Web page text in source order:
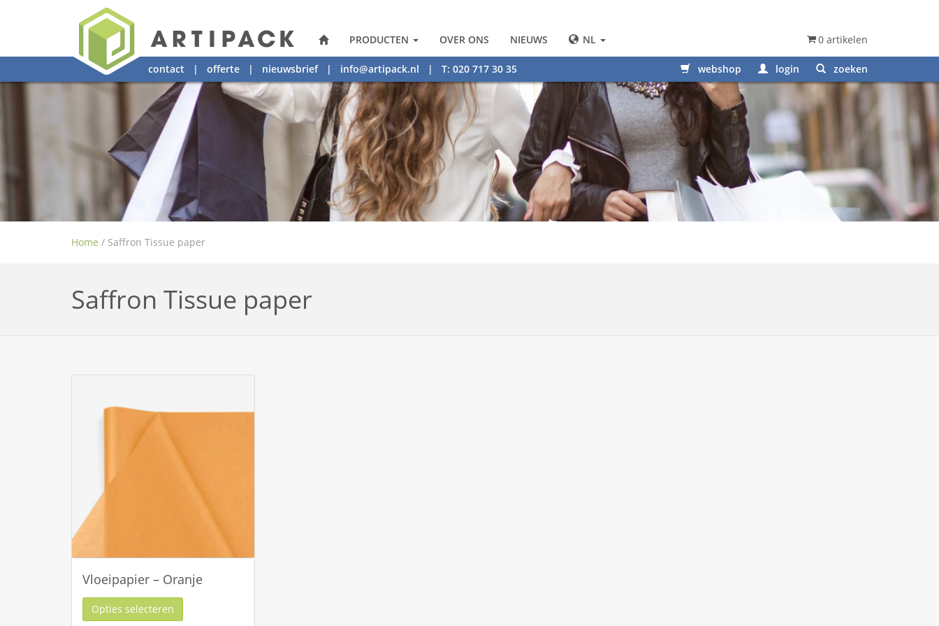
PRODUCTEN OVER ONS NIEUWS NL 0 artikelen
contact | offerte | nieuwsbrief| info@artipack.nl | T: 020 717 30 35 webshop login zoeken
Home / Saffron Tissue paper
Saffron Tissue paper
Vloeipapier – Oranje
Opties selecteren